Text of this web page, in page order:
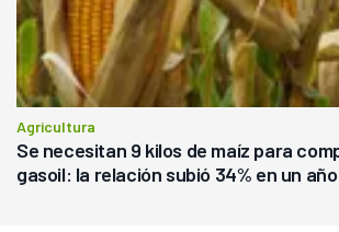
Agricultura
Se necesitan 9 kilos de maíz para
gasoil: la relación subió 34% en un año